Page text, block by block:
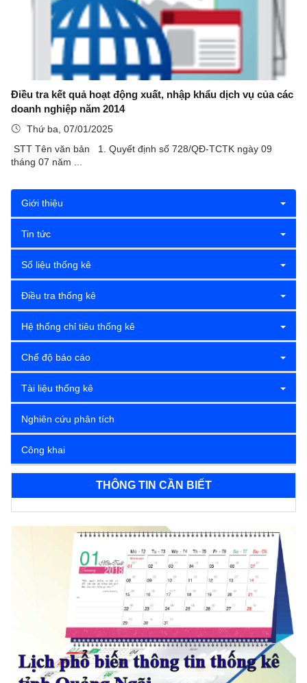
Điều tra kết quả hoạt động xuất, nhập khẩu dịch vụ của các
doanh nghiệp năm 2014
Thứ ba, 07/01/2025
STT Tên văn bản 1. Quyết định số 728/QĐ-TCTK ngày 09
tháng 07 năm ...
Giới thiệu
Tin tức
Số liệu thống kê
Điều tra thống kê
Hệ thống chỉ tiêu thống kê
Chế độ báo cáo
Tài liệu thống kê
Nghiên cứu phân tích
Công khai
THÔNG TIN CẦN BIẾT